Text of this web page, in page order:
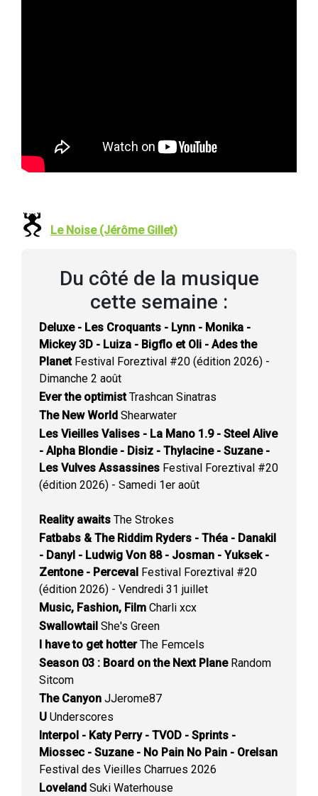
Le Noise (Jérôme Gillet)
Du côté de la musique
cette semaine :
Deluxe - Les Croquants - Lynn - Monika -
Mickey 3D - Luiza - Bigflo et Oli - Ades the
PlanetFestival Foreztival #20 (édition 2026) -
Dimanche 2 août
Ever the optimistTrashcan Sinatras
The New World Shearwater
Les Vieilles Valises - La Mano 1.9 - Steel Alive
- Alpha Blondie - Disiz - Thylacine - Suzane -
Les Vulves Assassines Festival Foreztival #20
(édition 2026) - Samedi 1er août
Reality awaits The Strokes
Fatbabs & The Riddim Ryders - Théa - Danakil
- Danyl - Ludwig Von 88 - Josman - Yuksek -
Zentone - Perceval Festival Foreztival #20
(édition 2026) - Vendredi 31 juillet
Music, Fashion, Film Charli xcx
Swallowtail She's Green
I have to get hotterThe Femcels
Season 03 : Board on the Next PlaneRandom
Sitcom
The Canyon JJerome87
U Underscores
Interpol - Katy Perry - TVOD - Sprints -
Miossec - Suzane - No Pain No Pain - Orelsan
Festival des Vieilles Charrues 2026
Loveland Suki Waterhouse